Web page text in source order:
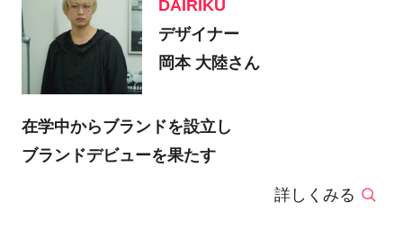
DAIRIKU
デザイナー
岡本 大陸さん
在学中からブランドを設立し
ブランドデビューを果たす
詳しくみる